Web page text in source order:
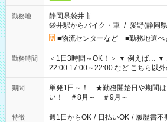
勤務地
静岡県袋井市
袋井駅からバイク・車 / 愛野(静岡
■物流センターなど ■勤務地選べ
勤務時間
＜1日3時間～OK！＞ ▼ 例えば… ▼ 15:00～18:00 15:00～
22:00 17:00～22:00 など こちら以外の時間もお気軽にご相談く
ださい！
期間
単発1日～！ ★勤務開始日や期間は
い！ ＃8月～ ＃9月～
特徴 週1日からOK / 日払いOK / 履歴書不